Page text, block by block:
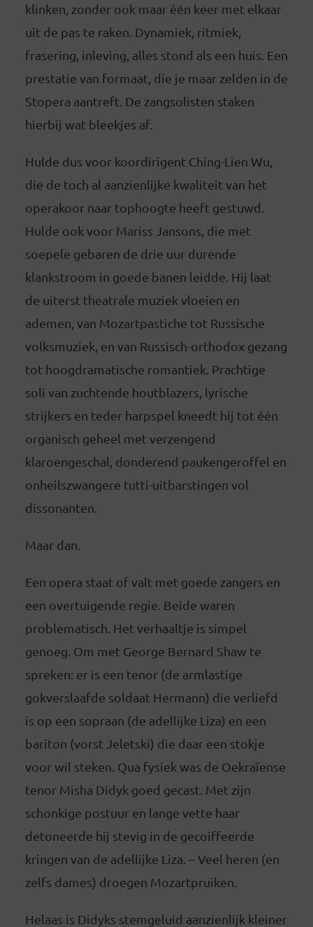
klinken, zonder ook maar één keer met elkaar
uit de pas te raken. Dynamiek, ritmiek,
frasering, inleving, alles stond als een huis. Een
prestatie van formaat, die je maar zelden in de
Stopera aantreft. De zangsolisten staken
hierbij wat bleekjes af.
Hulde dus voor koordirigent Ching-Lien Wu,
die de toch al aanzienlijke kwaliteit van het
operakoor naar tophoogte heeft gestuwd.
Hulde ook voor Mariss Jansons, die met
soepele gebaren de drie uur durende
klankstroom in goede banen leidde. Hij laat
de uiterst theatrale muziek vloeien en
ademen, van Mozartpastiche tot Russische
volksmuziek, en van Russisch-orthodox gezang
tot hoogdramatische romantiek. Prachtige
soli van zuchtende houtblazers, lyrische
strijkers en teder harpspel kneedt hij tot één
organisch geheel met verzengend
klaroengeschal, donderend paukengeroffel en
onheilszwangere tutti-uitbarstingen vol
dissonanten.
Maar dan.
Een opera staat of valt met goede zangers en
een overtuigende regie. Beide waren
problematisch. Het verhaaltje is simpel
genoeg. Om met George Bernard Shaw te
spreken: er is een tenor (de armlastige
gokverslaafde soldaat Hermann) die verliefd
is op een sopraan (de adellijke Liza) en een
bariton (vorst Jeletski) die daar een stokje
voor wil steken. Qua fysiek was de Oekraïense
tenor Misha Didyk goed gecast. Met zijn
schonkige postuur en lange vette haar
detoneerde hij stevig in de gecoiffeerde
kringen van de adellijke Liza. – Veel heren (en
zelfs dames) droegen Mozartpruiken.
Helaas is Didyks stemgeluid aanzienlijk kleiner